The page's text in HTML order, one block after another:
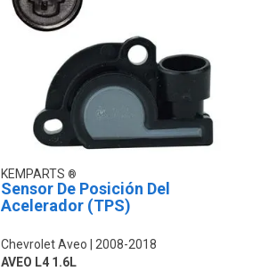
KEMPARTS
Sensor De Posición Del
Acelerador (TPS)
Chevrolet Aveo
2008-2018
AVEO L4 1.6L